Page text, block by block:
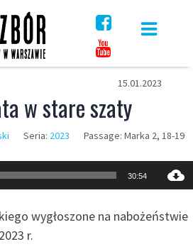
15.01.2023
w stare szaty
Seria: 2023 Passage: Marka 2, 18-19
Odtwarzacz
plików
dźwiękowych
30:54
wygłoszone na nabożeństwie
r.